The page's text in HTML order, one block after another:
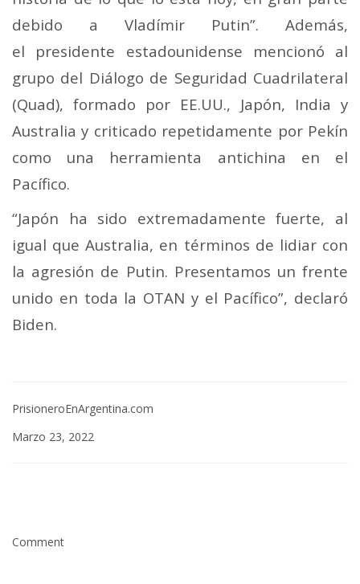
debido a Vladímir Putin”. Además,
el presidente estadounidense mencionó al
grupo del Diálogo de Seguridad Cuadrilateral
(Quad), formado por EE.UU., Japón, India y
Australia y criticado repetidamente por Pekín
como una herramienta antichina en el
Pacífico.
“Japón ha sido extremadamente fuerte, al
igual que Australia, en términos de lidiar con
la agresión de Putin. Presentamos un frente
unido en toda la OTAN y el Pacífico”, declaró
Biden.
PrisioneroEnArgentina.com
Marzo 23, 2022
Comment